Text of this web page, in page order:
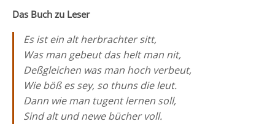
Das Buch zu Leser
Es ist ein alt herbrachter sitt,
Was man gebeut das helt man nit,
Deßgleichen was man hoch verbeut,
Wie böß es sey, so thuns die leut.
Dann wie man tugent lernen soll,
Sind alt und newe bücher voll.